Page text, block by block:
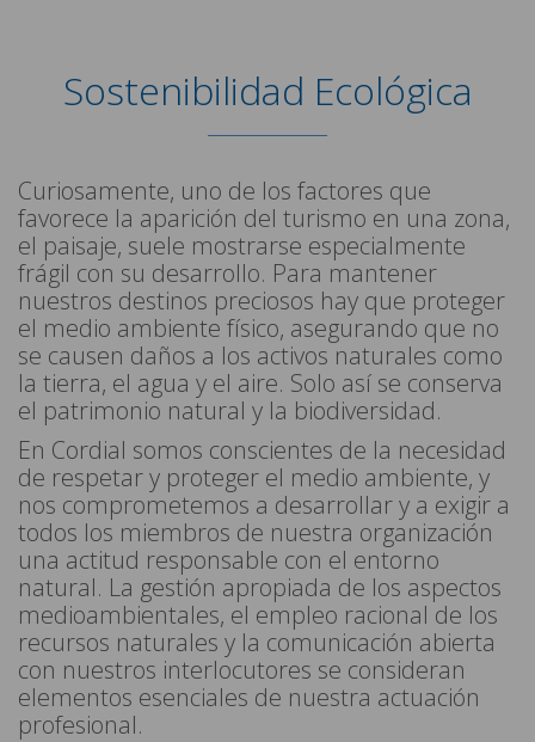
Sostenibilidad Ecológica
Curiosamente, uno de los factores que
favorece la aparición del turismo en una zona,
el paisaje, suele mostrarse especialmente
frágil con su desarrollo. Para mantener
nuestros destinos preciosos hay que proteger
el medio ambiente físico, asegurando que no
se causen daños a los activos naturales como
la tierra, el agua y el aire. Solo así se conserva
el patrimonio natural y la biodiversidad.
En Cordial somos conscientes de la necesidad
de respetar y proteger el medio ambiente, y
nos comprometemos a desarrollar y a exigir a
todos los miembros de nuestra organización
una actitud responsable con el entorno
natural. La gestión apropiada de los aspectos
medioambientales, el empleo racional de los
recursos naturales y la comunicación abierta
con nuestros interlocutores se consideran
elementos esenciales de nuestra actuación
profesional.